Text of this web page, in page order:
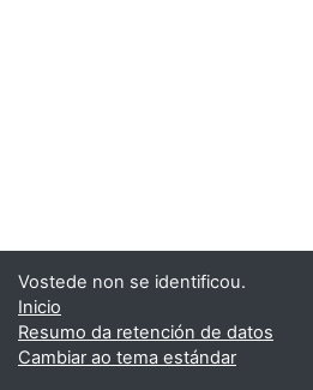
Vostede non se identificou.
Inicio
Resumo da retención de datos
Cambiar ao tema estándar